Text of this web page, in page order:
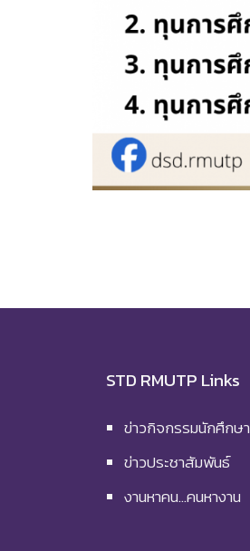
STD RMUTP Links
ข่าวกิจกรรมนักศึกษา
ข่าวประชาสัมพันธ์
งานหาคน…คนหางาน